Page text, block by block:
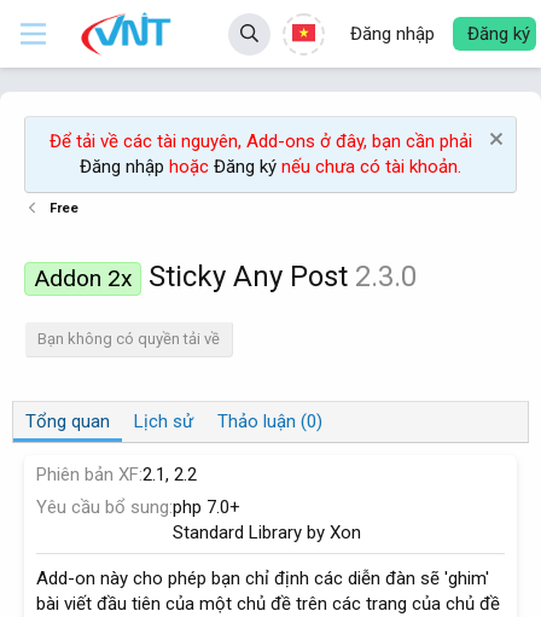
Đăng nhập Đăng ký
Để tải về các tài nguyên, Add-ons ở đây, bạn cần phải
Đăng nhập hoặc Đăng ký nếu chưa có tài khoản.
Free
Addon 2x Sticky Any Post 2.3.0
Bạn không có quyền tải về
Tổng quan Lịch sử Thảo luận (0)
Phiên bản XF2.1 2.2
Yêu cầu bổ sung php 7.0+
Standard Library by Xon
Add-on này cho phép bạn chỉ định các diễn đàn sẽ 'ghim'
bài viết đầu tiên của một chủ đề trên các trang của chủ đề